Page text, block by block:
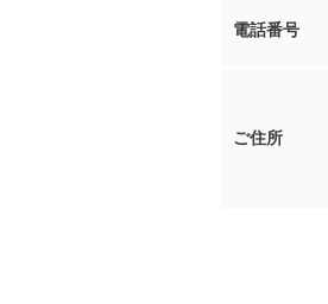
電話番号
ご住所